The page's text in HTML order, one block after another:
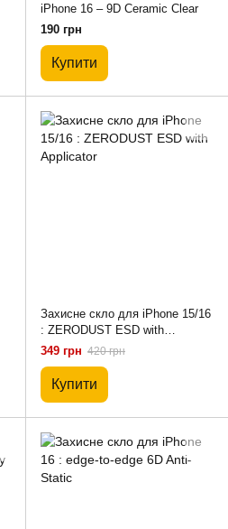
iPhone 16 – 9D Ceramic Clear
190 грн
Купити
Захисне скло для iPhone 15/16
: ZERODUST ESD with
Applicator
349 грн 420 грн
Купити